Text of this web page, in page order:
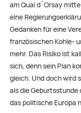
am Quai d´Orsay
eine
Gedanken für eine
französischen Kohle-
mehr. Das Risiko ist
sich, denn sein Plan
gleich. Und doch wird
als die Geburtsstunde
das politische Europa